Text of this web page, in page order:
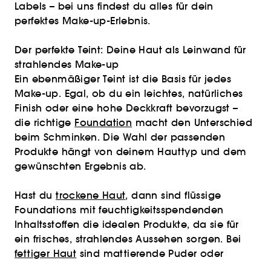
Labels – bei uns findest du alles für dein
perfektes Make-up-Erlebnis.
Der perfekte Teint: Deine Haut als Leinwand für
strahlendes Make-up
Ein ebenmäßiger Teint ist die Basis für jedes
Make-up. Egal, ob du ein leichtes, natürliches
Finish oder eine hohe Deckkraft bevorzugst –
die richtige Foundation macht den Unterschied
beim Schminken. Die Wahl der passenden
Produkte hängt von deinem Hauttyp und dem
gewünschten Ergebnis ab.
Hast dutrockene Haut, dann sind flüssige
Foundations mit feuchtigkeitsspendenden
Inhaltsstoffen die idealen Produkte, da sie für
ein frisches, strahlendes Aussehen sorgen. Bei
fettiger Haut sind mattierende Puder oder